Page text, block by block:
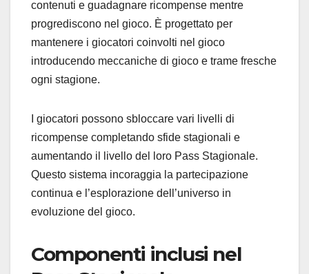
contenuti e guadagnare ricompense mentre
progrediscono nel gioco. È progettato per
mantenere i giocatori coinvolti nel gioco
introducendo meccaniche di gioco e trame fresche
ogni stagione.
I giocatori possono sbloccare vari livelli di
ricompense completando sfide stagionali e
aumentando il livello del loro Pass Stagionale.
Questo sistema incoraggia la partecipazione
continua e l’esplorazione dell’universo in
evoluzione del gioco.
Componenti inclusi nel